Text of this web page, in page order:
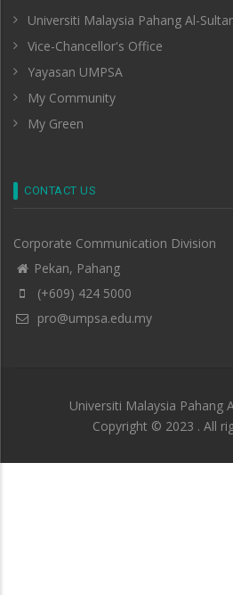
Universiti Malaysia Pahang Al-
Vice-Chancellor's Office
Yayasan UMPSA
My Community
My Green
CONTACT US
Corporate Communication Division
Pekan, Pahang
(+609) 424 5000
pro@umpsa.edu.my
Universiti Malaysia Pahang
Copyright © 2023 . All